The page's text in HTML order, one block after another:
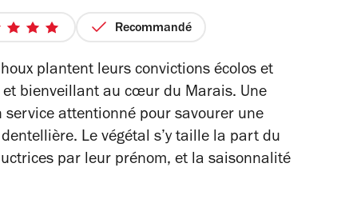
5
5
étoiles
Recommandé
plantent leurs convictions écolos et
et bienveillant au cœur du Marais. Une
attentionné pour savourer une
Le végétal s’y taille la part du
par leur prénom, et la saisonnalité